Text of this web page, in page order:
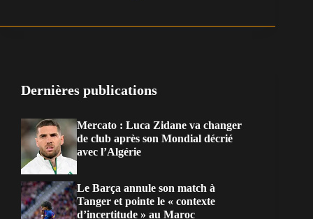
Dernières publications
Mercato : Luca Zidane va changer
de club après son Mondial décrié
avec l’Algérie
Le Barça annule son match à
Tanger et pointe le « contexte
d’incertitude » au Maroc